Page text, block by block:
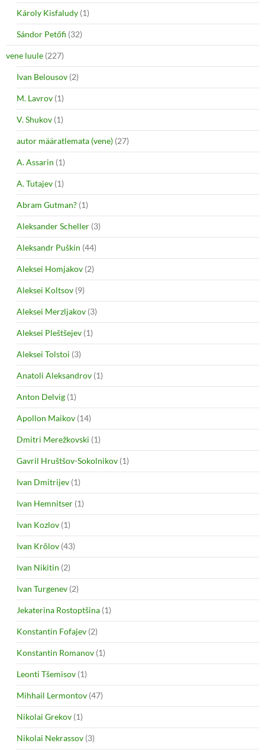
Károly Kisfaludy (1)
Sándor Petőfi (32)
vene luule (227)
Ivan Belousov (2)
M. Lavrov (1)
V. Shukov (1)
autor määratlemata (vene) (27)
A. Assarin (1)
A. Tutajev (1)
Abram Gutman? (1)
Aleksander Scheller (3)
Aleksandr Puškin (44)
Aleksei Homjakov (2)
Aleksei Koltsov (9)
Aleksei Merzljakov (3)
Aleksei Pleštšejev (1)
Aleksei Tolstoi (3)
Anatoli Aleksandrov (1)
Anton Delvig (1)
Apollon Maikov (14)
Dmitri Merežkovski (1)
Gavril Hruštšov-Sokolnikov (1)
Ivan Dmitrijev (1)
Ivan Hemnitser (1)
Ivan Kozlov (1)
Ivan Krõlov (43)
Ivan Nikitin (2)
Ivan Turgenev (2)
Jekaterina Rostoptšina (1)
Konstantin Fofajev (2)
Konstantin Romanov (1)
Leonti Tšemisov (1)
Mihhail Lermontov (47)
Nikolai Grekov (1)
Nikolai Nekrassov (3)